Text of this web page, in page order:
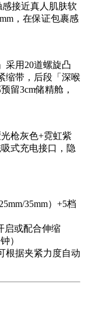
感接近真人肌肤软
，在保证包裹感
采用20道螺旋凸
缩带，后段「深喉
留3cm储精舱，
枪灰色+霓虹紫
式充电接口，隐
35mm）+5档
启或配合伸缩
）
根据夹紧力度自动